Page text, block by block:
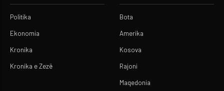
Politika
Ekonomia
Kronika
Kronika e Zezë
Bota
Amerika
Kosova
Rajoni
Maqedonia